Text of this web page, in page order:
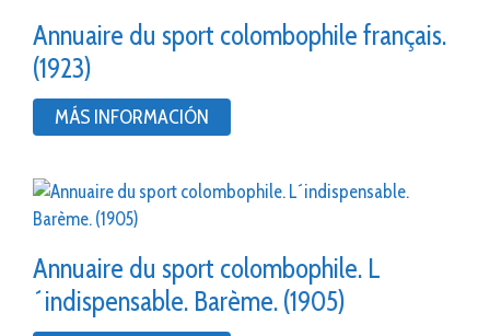
Annuaire du sport colombophile français.
(1923)
MÁS INFORMACIÓN
Annuaire du sport colombophile. L
´indispensable. Barème. (1905)